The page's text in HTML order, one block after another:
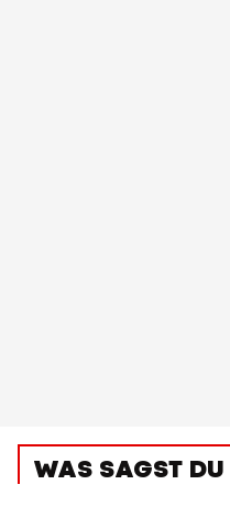
WAS SAGST